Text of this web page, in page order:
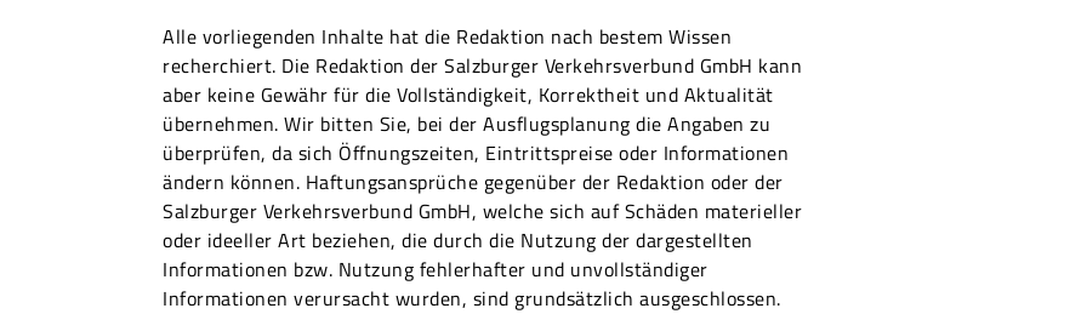
Alle vorliegenden Inhalte hat die Redaktion nach bestem Wissen
recherchiert. Die Redaktion der Salzburger Verkehrsverbund GmbH kann
aber keine Gewähr für die Vollständigkeit, Korrektheit und Aktualität
übernehmen. Wir bitten Sie, bei der Ausflugsplanung die Angaben zu
überprüfen, da sich Öffnungszeiten, Eintrittspreise oder Informationen
ändern können. Haftungsansprüche gegenüber der Redaktion oder der
Salzburger Verkehrsverbund GmbH, welche sich auf Schäden materieller
oder ideeller Art beziehen, die durch die Nutzung der dargestellten
Informationen bzw. Nutzung fehlerhafter und unvollständiger
Informationen verursacht wurden, sind grundsätzlich ausgeschlossen.